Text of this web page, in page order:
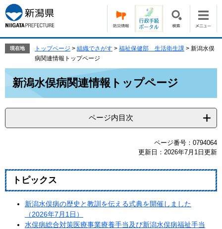
ー
ジ
の
で
す。
ニ
ュ
ー
ば
本
文
現在地 トップページ > 組織でさがす > 福祉保健部 生活衛生課 > 新潟水俣
病関連情報トップページ
新潟水俣病関連情報トップページ
ページ内目次
ページ番号：0794064
更新日：2026年7月1日更新
トピックス
新潟水俣病の歴史と教訓を伝える式典を開催しました
（2026年7月1日）
水俣病総合対策医療事業療養手当及び新潟水俣病福祉手当